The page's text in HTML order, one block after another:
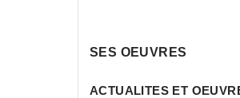
SES OEUVRES
ACTUALITES ET